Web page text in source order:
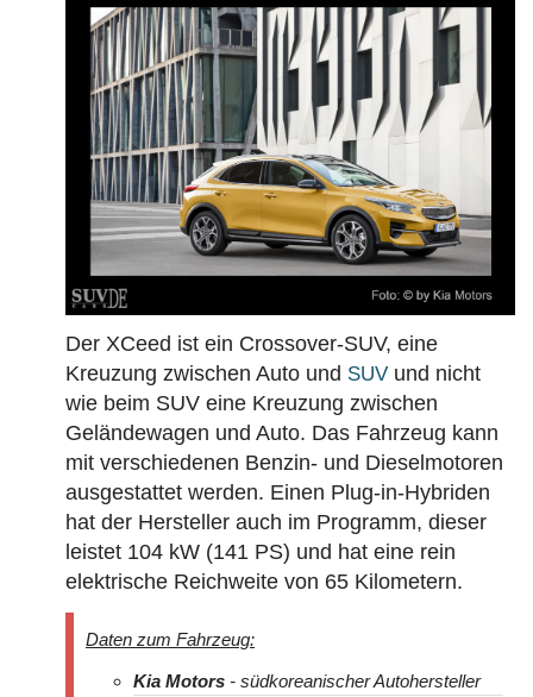
Der XCeed ist ein Crossover-SUV, eine
Kreuzung zwischen Auto und SUV und nicht
wie beim SUV eine Kreuzung zwischen
Geländewagen und Auto. Das Fahrzeug kann
mit verschiedenen Benzin- und Dieselmotoren
ausgestattet werden. Einen Plug-in-Hybriden
hat der Hersteller auch im Programm, dieser
leistet 104 kW (141 PS) und hat eine rein
elektrische Reichweite von 65 Kilometern.
Daten zum Fahrzeug:
Kia Motors - südkoreanischer Autohersteller